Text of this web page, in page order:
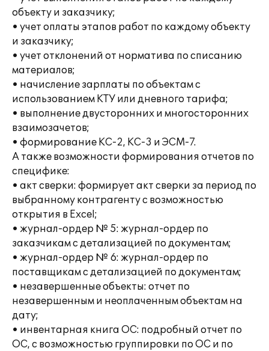
объекту и заказчику;
• учет оплаты этапов работ по каждому объекту
и заказчику;
• учет отклонений от норматива по списанию
материалов;
• начисление зарплаты по объектам с
использованием КТУ или дневного тарифа;
• выполнение двусторонних и многосторонних
взаимозачетов;
• формирование КС-2, КС-3 и ЭСМ-7.
А также возможности формирования отчетов по
специфике:
• акт сверки: формирует акт сверки за период по
выбранному контрагенту с возможностью
открытия в Excel;
• журнал-ордер № 5: журнал-ордер по
заказчикам с детализацией по документам;
• журнал-ордер № 6: журнал-ордер по
поставщикам с детализацией по документам;
• незавершенные объекты: отчет по
незавершенным и неоплаченным объектам на
дату;
• инвентарная книга ОС: подробный отчет по
ОС, с возможностью группировки по ОС и по